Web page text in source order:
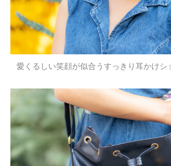
愛くるしい笑顔が似合うすっきり耳かけ